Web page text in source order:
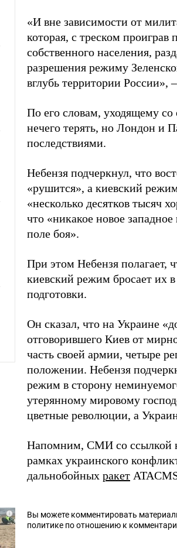
«И вне зависимости от
которая, с треском
собственного населения,
разрешения режиму
вглубь территории России»,
По его словам, уходящему
нечего терять, но Лондон и
последствиями.
Небензя подчеркнул, что
«рушится», а киевский
«несколько десятков тысяч
что «никакое новое
поле боя».
При этом Небензя полагает,
киевский режим бросает их
подготовки.
Он сказал, что на Украине
отговорившего Киев от
часть своей армии, четыре
положении. Небензя
режим в сторону
утерянному мировому
цветные революции, а
Напомним, СМИ со ссылкой
рамках украинского
дальнобойных ракет
Вы можете комментировать
политике по отношению к